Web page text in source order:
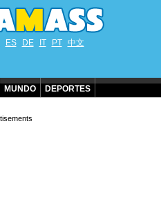
ES DE IT PT 中文
MUNDO DEPORTES